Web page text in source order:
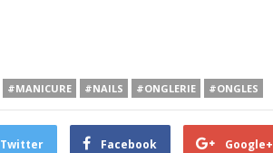
#MANICURE #NAILS #ONGLERIE #ONGLES
Twitter Facebook Google+